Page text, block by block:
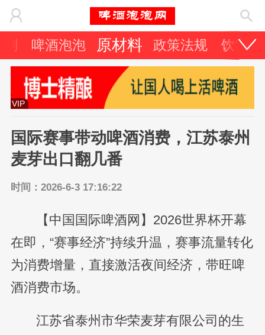
啤酒泡泡 原材料 政策法规 饮料
VIP
国际赛事带动啤酒消费，江苏泰州
麦芽出口翻几番
时间：2026-6-3 17:16:22
【中国国际啤酒网】2026世界杯开幕
在即，“赛事经济”持续升温，赛事流量转化
为消费增量，直接激活夜间经济，带旺啤
酒消费市场。
江苏省泰州市华荣麦芽有限公司的生